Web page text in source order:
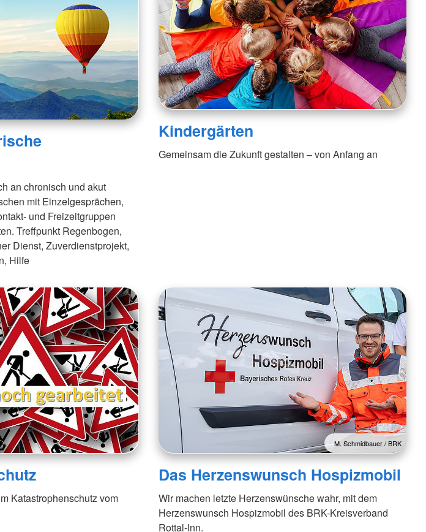
an chronisch und akut
mit Einzelgesprächen,
und Freizeitgruppen
Treffpunkt Regenbogen,
Dienst, Zuverdienstprojekt,
Hilfe
Kindergärten
Gemeinsam die Zukunft gestalten – von Anfang an
Katastrophenschutz vom
M. Schmidbauer / BRK
Das Herzenswunsch Hospizmobil
Wir machen letzte Herzenswünsche wahr, mit dem
Herzenswunsch Hospizmobil des BRK-Kreisverband
Rottal-Inn.